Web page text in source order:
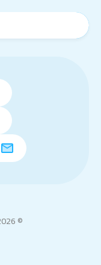
© 2026. جميع الحقوق محفوظة.